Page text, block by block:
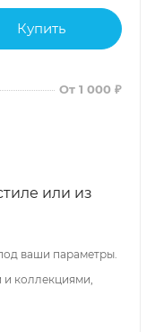
Купить
От 1 000 ₽
или из
ваши параметры.
коллекциями,